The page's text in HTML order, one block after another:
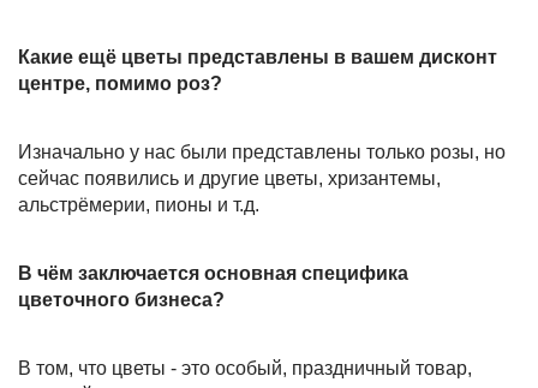
Какие ещё цветы представлены в вашем дисконт
центре, помимо роз?
Изначально у нас были представлены только розы, но
сейчас появились и другие цветы, хризантемы,
альстрёмерии, пионы и т.д.
В чём заключается основная специфика
цветочного бизнеса?
В том, что цветы - это особый, праздничный товар,